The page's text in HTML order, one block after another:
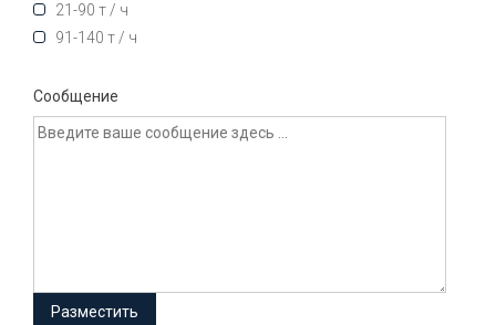
21-90 т / ч
91-140 т / ч
Сообщение